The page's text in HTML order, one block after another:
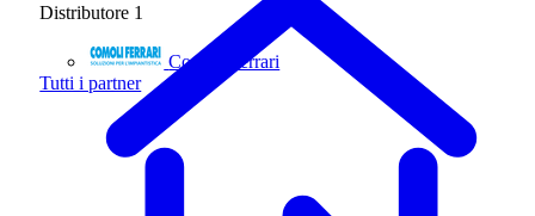
Distributore 1
Comoli Ferrari
Tutti i partner